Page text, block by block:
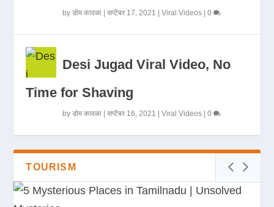
byडोम कावळा |सप्टेंबर 17, 2021 |Viral Videos |0
Desi Jugad Viral Video, No
Time for Shaving
byडोम कावळा |सप्टेंबर 16, 2021 |Viral Videos |0
TOURISM